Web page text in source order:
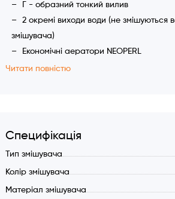
Г - образний тонкий вилив
2 окремі виходи води (не змішуються
змішувача)
Економічні аератори NEOPERL
Універсальні витончені округлі форми
Кут повороту виливу 360 градусів
Сітка-фільтр механічних забруднень
шт.)
Монтажний отвір 35 мм.
Читати повністю
Специфікація
Тип змішувача
Колір змішувача
Матеріал змішувача